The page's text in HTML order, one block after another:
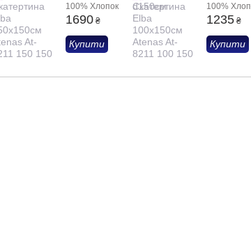
100% Хлопок
1690 ₴
Купити
100%
1235 ₴
Купити